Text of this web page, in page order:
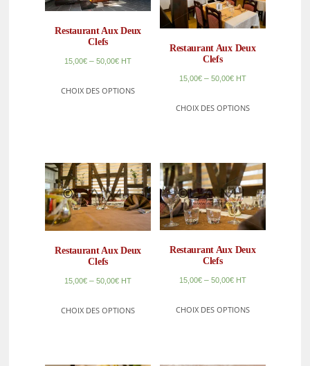
Restaurant Aux Deux
Clefs
15,00€ –50,00€ HT
CHOIX DES OPTIONS
Restaurant Aux Deux
Clefs
15,00€– 50,00€ HT
CHOIX DES OPTIONS
Restaurant Aux Deux
Clefs
15,00€ –50,00€ HT
CHOIX DES OPTIONS
Restaurant Aux Deux
Clefs
15,00€– 50,00€ HT
CHOIX DES OPTIONS